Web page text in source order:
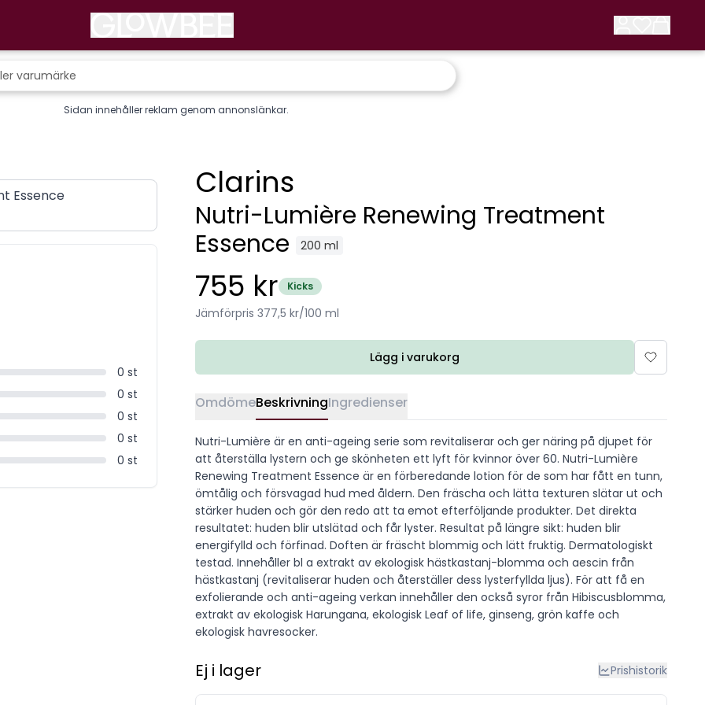
Sidan innehåller reklam genom annonslänkar.
0 st
0 st
0 st
0 st
0 st
Clarins
Nutri-Lumière Renewing Treatment
Essence
200 ml
755 kr Kicks
Jämförpris 377,5 kr/100 ml
Lägg i varukorg
OmdömeBeskrivningIngredienser
Nutri-Lumière är en anti-ageing serie som revitaliserar och ger näring på djupet för
att återställa lystern och ge skönheten ett lyft för kvinnor över 60. Nutri-Lumière
Renewing Treatment Essence är en förberedande lotion för de som har fått en tunn,
ömtålig och försvagad hud med åldern. Den fräscha och lätta texturen slätar ut och
stärker huden och gör den redo att ta emot efterföljande produkter. Det direkta
resultatet: huden blir utslätad och får lyster. Resultat på längre sikt: huden blir
energifylld och förfinad. Doften är fräscht blommig och lätt fruktig. Dermatologiskt
testad. Innehåller bl a extrakt av ekologisk hästkastanj-blomma och aescin från
hästkastanj (revitaliserar huden och återställer dess lysterfyllda ljus). För att få en
exfolierande och anti-ageing verkan innehåller den också syror från Hibiscusblomma,
extrakt av ekologisk Harungana, ekologisk Leaf of life, ginseng, grön kaffe och
ekologisk havresocker.
Ej i lager Prishistorik